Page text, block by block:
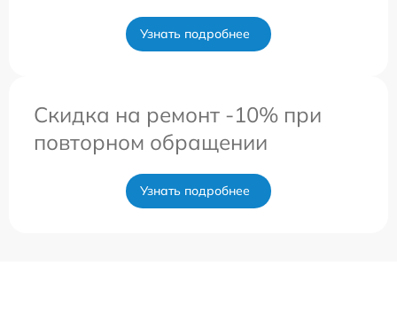
Узнать подробнее
Скидка на ремонт -10% при
повторном обращении
Узнать подробнее